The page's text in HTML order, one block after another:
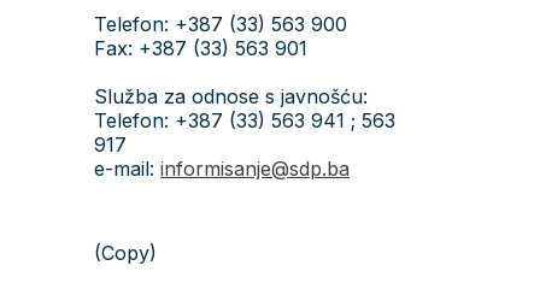
Telefon: +387 (33) 563 900
Fax: +387 (33) 563 901
Služba za odnose s javnošću:
Telefon: +387 (33) 563 941 ; 563
917
e-mail: informisanje@sdp.ba
(Copy)